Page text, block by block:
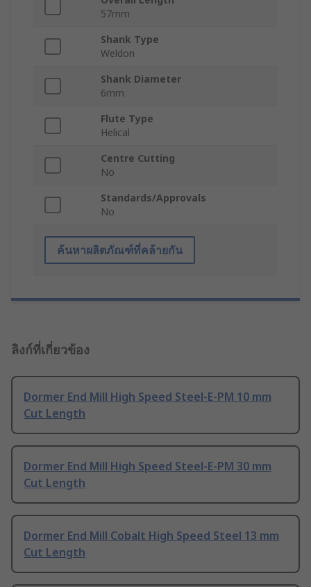
57mm
Shank Type
Weldon
Shank Diameter
6mm
Flute Type
Helical
Centre Cutting
No
Standards/Approvals
No
ค้นหาผลิตภัณฑ์ที่คล้ายกัน
ลิงก์ที่เกี่ยวข้อง
Dormer End Mill High Speed Steel-E-PM 10 mm
Cut Length
Dormer End Mill High Speed Steel-E-PM 30 mm
Cut Length
Dormer End Mill Cobalt High Speed Steel 13 mm
Cut Length